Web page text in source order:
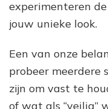
experimenteren
jouw unieke look.
Een van onze
probeer meerdere
zijn om vast te
of wat als “veilig”